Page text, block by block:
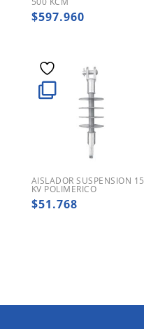
$597.960
AISLADOR SUSPENSION 15
KV POLIMERICO
$51.768